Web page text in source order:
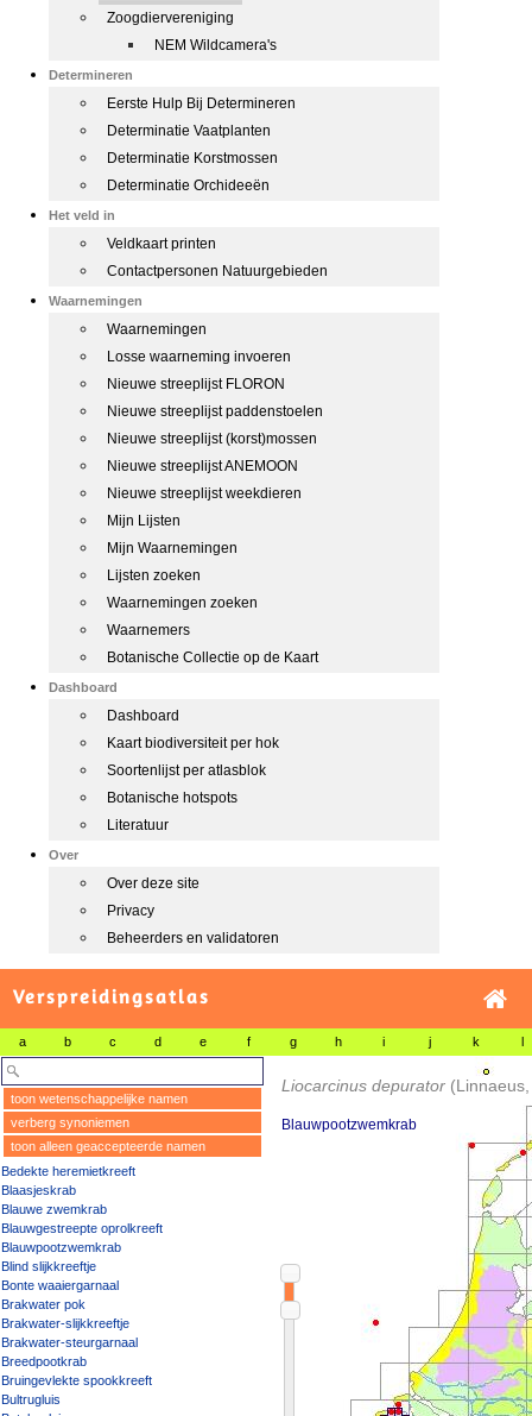
Zoogdiervereniging
NEM Wildcamera's
Determineren
Eerste Hulp Bij Determineren
Determinatie Vaatplanten
Determinatie Korstmossen
Determinatie Orchideeën
Het veld in
Veldkaart printen
Contactpersonen Natuurgebieden
Waarnemingen
Waarnemingen
Losse waarneming invoeren
Nieuwe streeplijst FLORON
Nieuwe streeplijst paddenstoelen
Nieuwe streeplijst (korst)mossen
Nieuwe streeplijst ANEMOON
Nieuwe streeplijst weekdieren
Mijn Lijsten
Mijn Waarnemingen
Lijsten zoeken
Waarnemingen zoeken
Waarnemers
Botanische Collectie op de Kaart
Dashboard
Dashboard
Kaart biodiversiteit per hok
Soortenlijst per atlasblok
Botanische hotspots
Literatuur
Over
Over deze site
Privacy
Beheerders en validatoren
Verspreidingsatlas
a b c d e f g h i j k l
toon wetenschappelijke namen
verberg synoniemen
toon alleen geaccepteerde namen
Bedekte heremietkreeft
Blaasjeskrab
Blauwe zwemkrab
Blauwgestreepte oprolkreeft
Blauwpootzwemkrab
Blind slijkkreeftje
Bonte waaiergarnaal
Brakwater pok
Brakwater-slijkkreeftje
Brakwater-steurgarnaal
Breedpootkrab
Bruingevlekte spookkreeft
Bultrugluis
Liocarcinus depurator
Blauwpootzwemkrab